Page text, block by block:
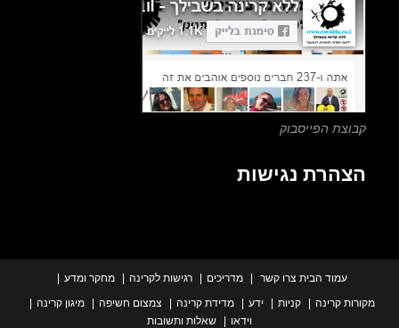
הפייסבוק
נגישות
עמוד הבית צרו קשר מדריכים רגישות לקרינה
מחקר ומדע
קרינה
קניות ידע מדידת קרינה צמצום חשיפה
מיגון קרינה
שאלות ותשובות